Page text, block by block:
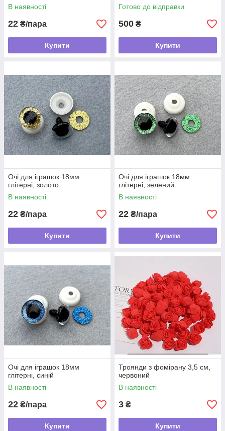
В наявності
22 ₴/пара
Купити
Готово до відправки
500 ₴
Купити
Очі для іграшок 18мм
глітерні, золото
В наявності
22 ₴/пара
Купити
Очі для іграшок 18мм
глітерні, зелений
В наявності
22 ₴/пара
Купити
Очі для іграшок 18мм
глітерні, синій
В наявності
22 ₴/пара
Купити
Троянди з фомірану 3,5 см,
червоний
В наявності
3 ₴
Купити